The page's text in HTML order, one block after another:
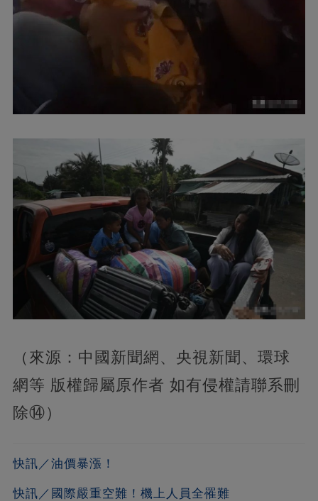
（來源：中國新聞網、央視新聞、環球
網等 版權歸屬原作者 如有侵權請聯系刪
除⑭）
快訊／油價暴漲！
快訊／國際嚴重空難！機上人員全罹難